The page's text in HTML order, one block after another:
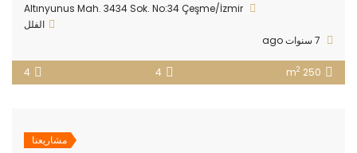
Altınyunus Mah. 3434 Sok. No:34 Çeşme/İzmir
الفلل
250 m
2
4
4
مشاريعنا